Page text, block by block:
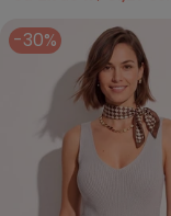
-30%